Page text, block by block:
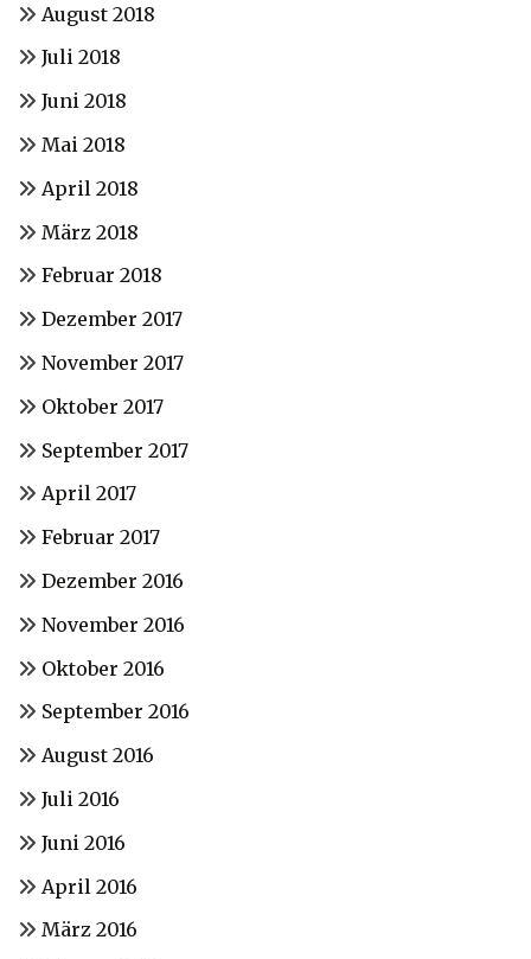
August 2018
Juli 2018
Juni 2018
Mai 2018
April 2018
März 2018
Februar 2018
Dezember 2017
November 2017
Oktober 2017
September 2017
April 2017
Februar 2017
Dezember 2016
November 2016
Oktober 2016
September 2016
August 2016
Juli 2016
Juni 2016
April 2016
März 2016